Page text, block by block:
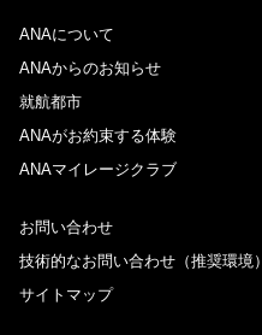
ANAについて
ANAからのお知らせ
就航都市
ANAがお約束する体験
ANAマイレージクラブ
お問い合わせ
技術的なお問い合わせ（推奨環境）
サイトマップ